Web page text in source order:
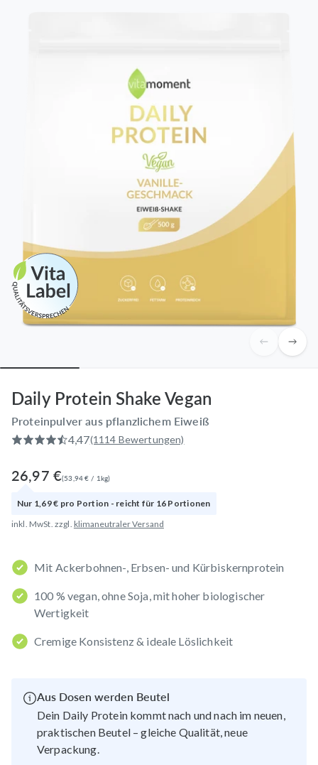
Daily Protein Shake Vegan
Proteinpulver aus pflanzlichem Eiweiß
4,47(1114 Bewertungen)
26,97 €(53,94 € / 1kg)
Nur 1,69 € pro Portion - reicht für 16 Portionen
inkl. MwSt. zzgl. klimaneutraler Versand
Mit Ackerbohnen-, Erbsen- und Kürbiskernprotein
100 % vegan, ohne Soja, mit hoher biologischer
Wertigkeit
Cremige Konsistenz & ideale Löslichkeit
Aus Dosen werden Beutel
Dein Daily Protein kommt nach und nach im neuen,
praktischen Beutel – gleiche Qualität, neue
Verpackung.